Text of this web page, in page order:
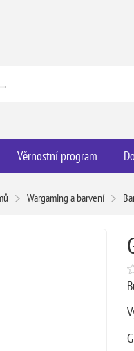
Věrnostní program
Wargaming a barvení